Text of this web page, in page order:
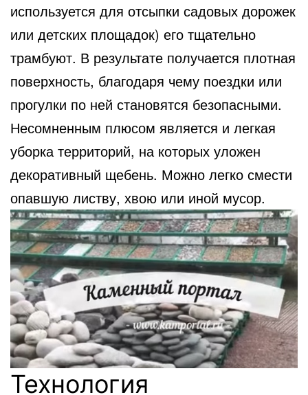
используется для отсыпки садовых дорожек
или детских площадок) его тщательно
трамбуют. В результате получается плотная
поверхность, благодаря чему поездки или
прогулки по ней становятся безопасными.
Несомненным плюсом является и легкая
уборка территорий, на которых уложен
декоративный щебень. Можно легко смести
опавшую листву, хвою или иной мусор.
Технология